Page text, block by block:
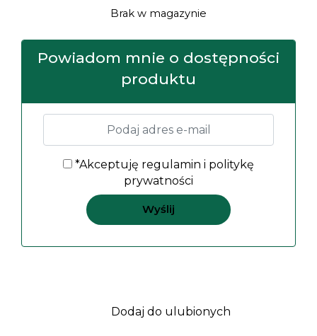
Brak w magazynie
Powiadom mnie o dostępności
produktu
*Akceptuję regulamin i politykę
prywatności
Dodaj do ulubionych